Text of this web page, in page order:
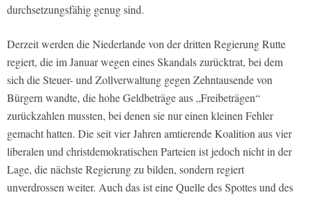
durchsetzungsfähig genug sind.
Derzeit werden die Niederlande von der dritten Regierung Rutte
regiert, die im Januar wegen eines Skandals zurücktrat, bei dem
sich die Steuer- und Zollverwaltung gegen Zehntausende von
Bürgern wandte, die hohe Geldbeträge aus „Freibeträgen“
zurückzahlen mussten, bei denen sie nur einen kleinen Fehler
gemacht hatten. Die seit vier Jahren amtierende Koalition aus vier
liberalen und christdemokratischen Parteien ist jedoch nicht in der
Lage, die nächste Regierung zu bilden, sondern regiert
unverdrossen weiter. Auch das ist eine Quelle des Spottes und des